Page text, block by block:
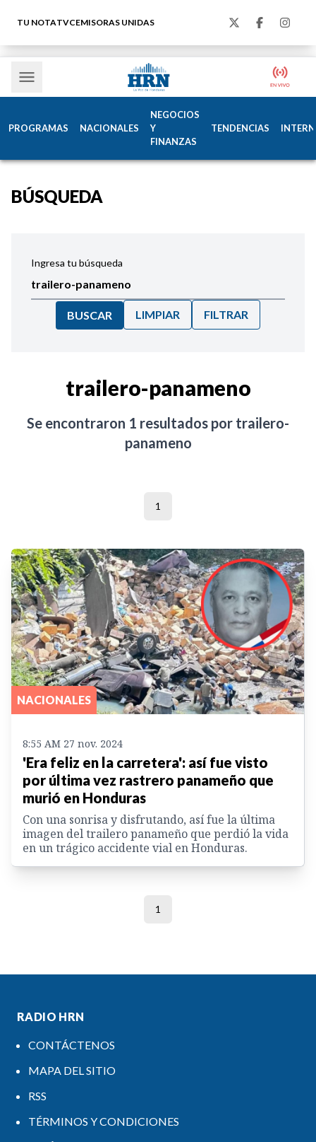
TU NOTATVCEMISORAS UNIDAS
PROGRAMAS NACIONALES
NEGOCIOS
Y
FINANZAS
TENDENCIAS
BÚSQUEDA
Ingresa tu búsqueda
BUSCAR LIMPIAR FILTRAR
trailero-panameno
Se encontraron 1 resultados por trailero-
panameno
1
NACIONALES
8:55 AM 27 nov. 2024
'Era feliz en la carretera': así fue visto
por última vez rastrero panameño que
murió en Honduras
Con una sonrisa y disfrutando, así fue la última
imagen del trailero panameño que perdió la vida
en un trágico accidente vial en Honduras.
1
RADIO HRN
CONTÁCTENOS
MAPA DEL SITIO
RSS
TÉRMINOS Y CONDICIONES